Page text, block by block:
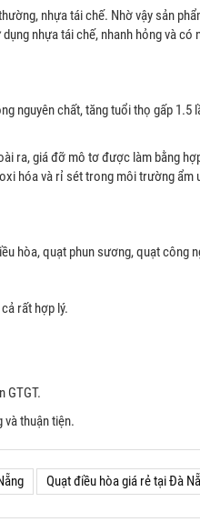
nhựa tái chế. Nhờ vậy sản
nhựa tái chế, nhanh hỏng và
nguyên chất, tăng tuổi thọ gấp
ra, giá đỡ mô tơ được làm bằng
hóa và rỉ sét trong môi trường
hòa, quạt phun sương, quạt công
rất hợp lý.
GTGT.
và thuận tiện.
Quạt điều hòa giá rẻ tại Đà